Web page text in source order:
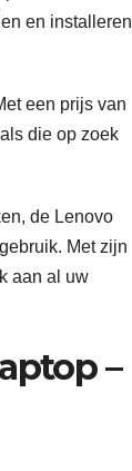
en installeren
een prijs van
die op zoek
de Lenovo
Met zijn
aan al uw
–